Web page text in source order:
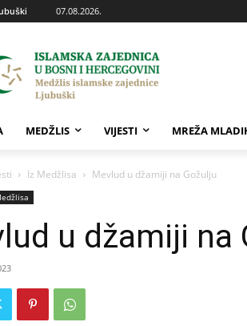
07.08.2026.
MEDŽLIS VIJESTI MREŽA
Iz Medžlisa Mevlud u džamiji na Gožulju
u džamiji na